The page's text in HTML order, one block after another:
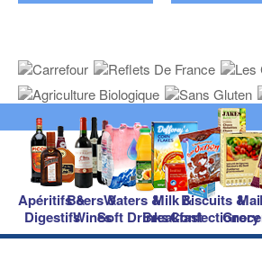
Apéritifs &
Digestifs
Beers &
Wines
Waters &
Soft Drinks
Milk &
Breakfast
Biscuits &
Confectionery